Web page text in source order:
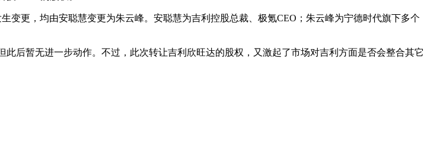
变更，均由安聪慧变更为朱云峰。安聪慧为吉利控股总裁、极氪CEO；朱云峰为宁德时代旗下多个
后暂无进一步动作。不过，此次转让吉利欣旺达的股权，又激起了市场对吉利方面是否会整合其它